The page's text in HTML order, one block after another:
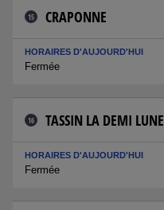
15 CRAPONNE
HORAIRES D'AUJOURD'HUI
Fermée
16 TASSIN LA DEMI LUNE
HORAIRES D'AUJOURD'HUI
Fermée